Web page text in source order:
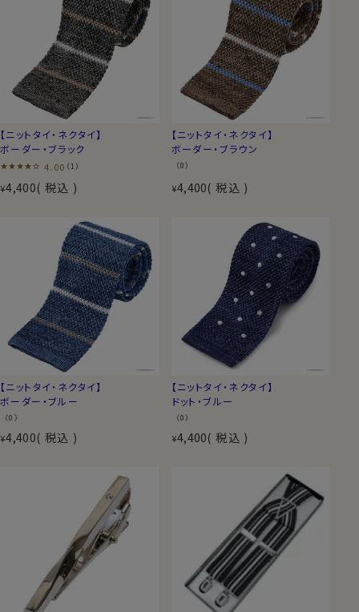
【ニットタイ・ネクタイ】
ボーダー・ブラック
4.00 （1）
¥4,400 税込
【ニットタイ・ネクタイ】
ボーダー・ブラウン
（0）
¥4,400 税込
【ニットタイ・ネクタイ】
ボーダー・ブルー
（0）
¥4,400 税込
【ニットタイ・ネクタイ】
ドット・ブルー
（0）
¥4,400 税込